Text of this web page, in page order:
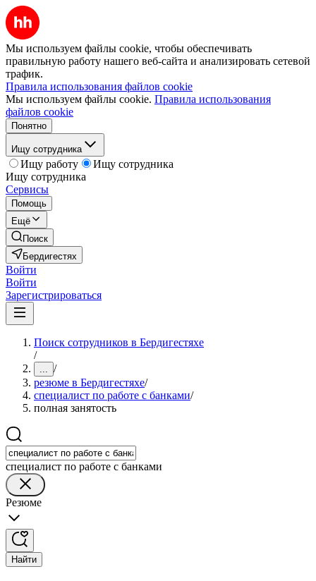
Мы используем файлы cookie, чтобы обеспечивать
правильную работу нашего веб-сайта и анализировать сетевой
трафик.
Правила использования файлов cookie
Мы используем файлы cookie. Правила использования
файлов cookie
Понятно
Ищу сотрудника
Ищу работу
Ищу сотрудника
Ищу сотрудника
Сервисы
Помощь
Ещё
Поиск
Бердигестях
Войти
Войти
Зарегистрироваться
Поиск сотрудников в Бердигестяхе
/
... /
резюме в Бердигестяхе/
специалист по работе с банками/
полная занятость
специалист по работе с банками
Резюме
Найти